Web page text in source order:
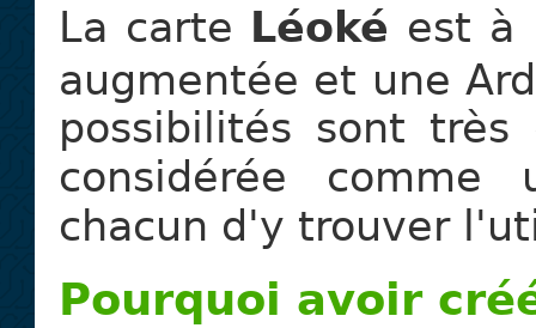
La carte Léoké est à
augmentée et une
possibilités sont
considérée
chacun d'y trouver
Pourquoi avoir